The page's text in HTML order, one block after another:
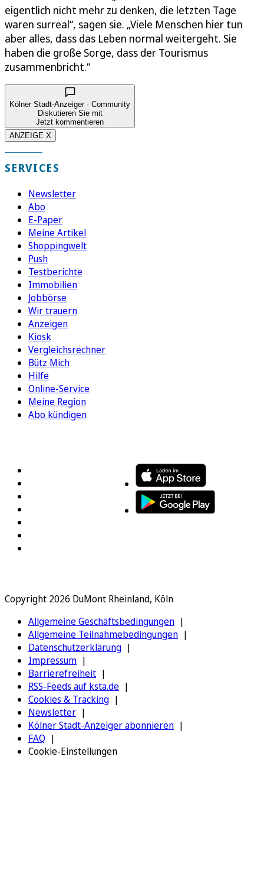
eigentlich nicht mehr zu denken, die letzten Tage
waren surreal“, sagen sie. „Viele Menschen hier tun
aber alles, dass das Leben normal weitergeht. Sie
haben die große Sorge, dass der Tourismus
zusammenbricht.“
Kölner Stadt-Anzeiger · Community
Diskutieren Sie mit
Jetzt kommentieren
ANZEIGE X
SERVICES
Newsletter
Abo
E-Paper
Meine Artikel
Shoppingwelt
Push
Testberichte
Immobilien
Jobbörse
Wir trauern
Anzeigen
Kiosk
Vergleichsrechner
Bütz Mich
Hilfe
Online-Service
Meine Region
Abo kündigen
Copyright 2026 DuMont Rheinland, Köln
Allgemeine Geschäftsbedingungen
Allgemeine Teilnahmebedingungen
Datenschutzerklärung
Impressum
Barrierefreiheit
RSS-Feeds auf ksta.de
Cookies & Tracking
Newsletter
Kölner Stadt-Anzeiger abonnieren
FAQ
Cookie-Einstellungen